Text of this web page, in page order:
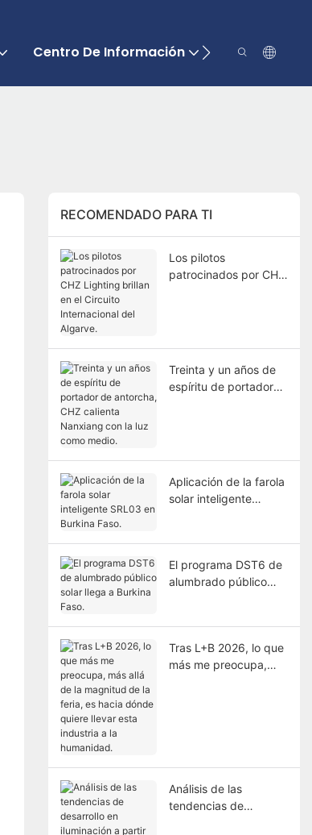
Centro De Información Contáctenos
RECOMENDADO PARA TI
Los pilotos
patrocinados por CHZ
Treinta y un años de
espíritu de portador
Aplicación de la farola
solar inteligente
El programa DST6 de
alumbrado público
Tras L+B 2026, lo que
más me preocupa,
Análisis de las
tendencias de